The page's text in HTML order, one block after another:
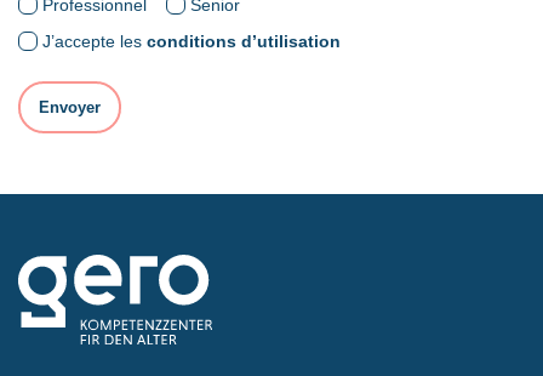
Professionnel
Senior
J’accepte les conditions d’utilisation